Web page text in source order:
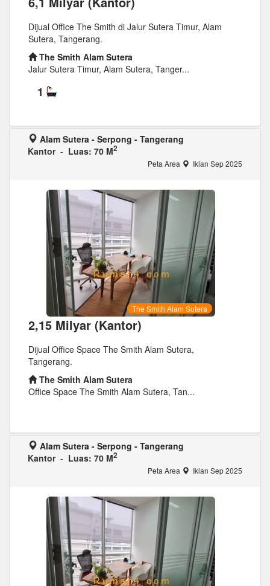
Dijual Office The Smith di Jalur Sutera Timur, Alam
Sutera, Tangerang.
The Smith Alam Sutera
Jalur Sutera Timur, Alam Sutera, Tanger...
1
Alam Sutera - Serpong - Tangerang
Kantor- Luas: 70 M2
Peta Area Iklan Sep 2025
The Smith Alam Sutera
2,15 Milyar (Kantor)
Dijual Office Space The Smith Alam Sutera,
Tangerang.
The Smith Alam Sutera
Office Space The Smith Alam Sutera, Tan...
Alam Sutera - Serpong - Tangerang
Kantor- Luas: 70 M2
Peta Area Iklan Sep 2025